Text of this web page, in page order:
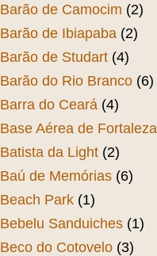
Barão de Camocim (2)
Barão de Ibiapaba (2)
Barão de Studart (4)
Barão do Rio Branco (6)
Barra do Ceará (4)
Base Aérea de Fortaleza
Batista da Light (2)
Baú de Memórias (6)
Beach Park (1)
Bebelu Sanduiches (1)
Beco do Cotovelo (3)